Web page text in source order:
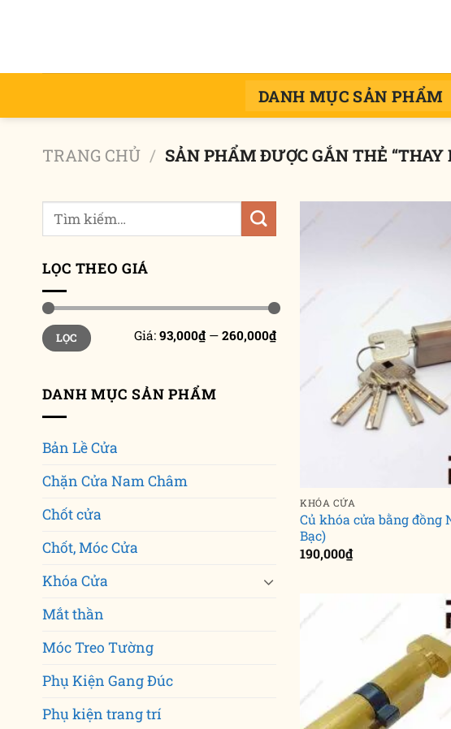
dung
DANH MỤC SẢN PHẨM
TRANG CHỦ / SẢN PHẨM ĐƯỢC GẮN THẺ “THAY
Tìm
LỌC THEO GIÁ
Giá
tối
thiểu
Giá
tối
đa
LỌC Giá: 93,000₫— 260,000₫
DANH MỤC SẢN PHẨM
Bản Lề Cửa
Chặn Cửa Nam Châm
Chốt cửa
Chốt, Móc Cửa
Khóa Cửa
Mắt thần
Móc Treo Tường
Phụ Kiện Gang Đúc
Phụ kiện trang trí
KHÓA CỬA
Củ khóa cửa bằng đồng
Bạc)
190,000₫